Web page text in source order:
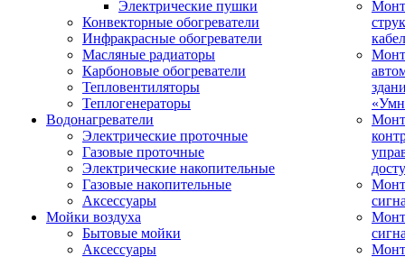
Электрические пушки
Конвекторные обогреватели
Инфракрасные обогреватели
Масляные радиаторы
Карбоновые обогреватели
Тепловентиляторы
Теплогенераторы
Водонагреватели
Электрические проточные
Газовые проточные
Электрические накопительные
Газовые накопительные
Аксессуары
Мойки воздуха
Бытовые мойки
Аксессуары